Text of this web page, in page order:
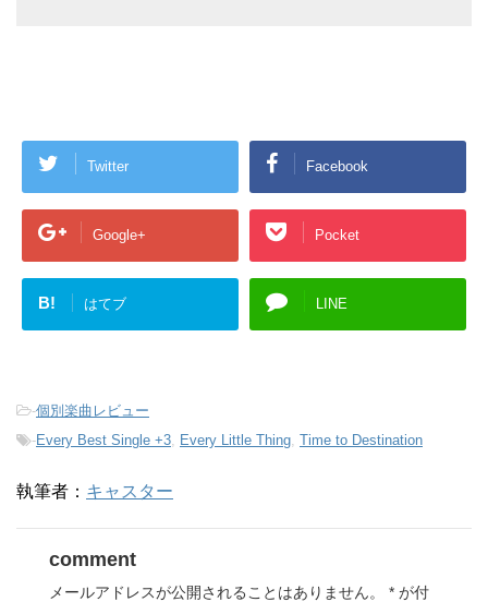
Twitter Facebook
Google+ Pocket
B! はてブ LINE
-個別楽曲レビュー
-Every Best Single +3 Every Little Thing Time to Destination
執筆者： キャスター
comment
メールアドレスが公開されることはありません。 * が付